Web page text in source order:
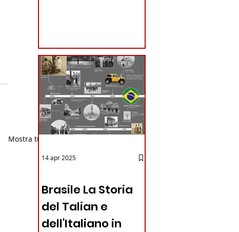
Mostra tutti
proposte dal ministro
Antonio Tajani . NUOVA
DIREZIONE GENERALE
DELLA FARNESINA
Brasile La Storia
del Talian e
dell'Italiano in
14 apr 2025